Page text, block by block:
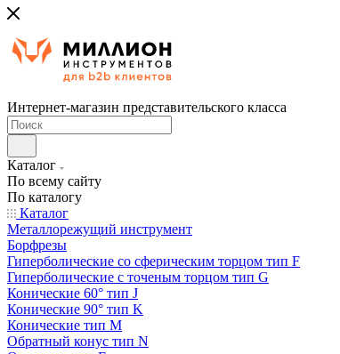
Интернет-магазин представительского класса
Каталог
По всему сайту
По каталогу
Каталог
Металлорежущий инструмент
Борфрезы
Гиперболические cо сферическим торцом тип F
Гиперболические с точеным торцом тип G
Конические 60° тип J
Конические 90° тип K
Конические тип M
Обратный конус тип N